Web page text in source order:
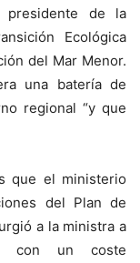
presidente de la
Ecológica
del Mar Menor.
una batería de
regional “y que
que el ministerio
del Plan de
a la ministra a
con un coste